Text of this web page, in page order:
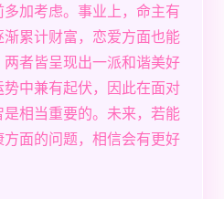
加考虑。事业上，命主有
累计财富，恋爱方面也能
者皆呈现出一派和谐美好
中兼有起伏，因此在面对
相当重要的。未来，若能
面的问题，相信会有更好